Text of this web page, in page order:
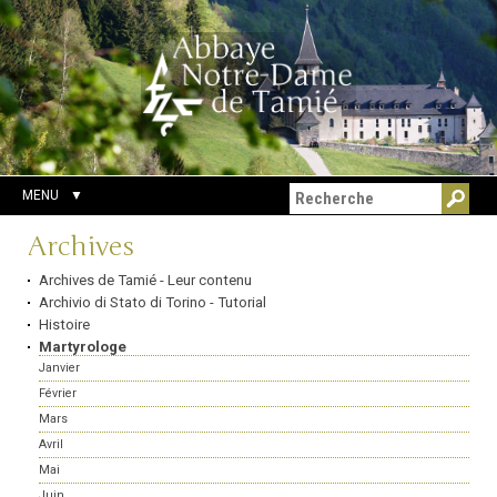
Aller
au
contenu.
|
Aller
à
la
navigation
Outils
personnels
Chercher par
Recherche
avancée…
MENU
Navigation
Archives
Archives de Tamié - Leur contenu
Archivio di Stato di Torino - Tutorial
Histoire
Martyrologe
Janvier
Février
Mars
Avril
Mai